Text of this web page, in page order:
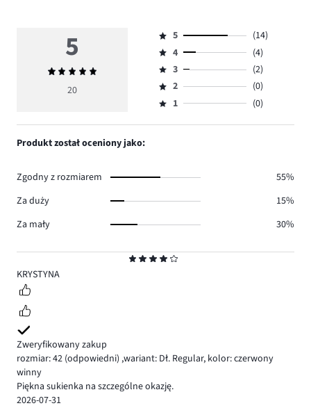
4
KRYSTYNA
Zweryfikowany zakup
rozmiar: 42 (odpowiedni) ,wariant: Dł. Regular, kolor: czerwony
winny
Piękna sukienka na szczególne okazję.
2026-07-31
5
Średnia
ocena
20
Ocena
5,
ilość
głosów
14.
5
(14)
Ocena
4,
ilość
głosów
4
(4)
Ocena
3,
ilość
3
(2)
Ocena
2,
2
(0)
Ocena
1,
1 (0)
Produkt został oceniony jako:
Zgodny z rozmiarem
55%
Za duży
15%
Za mały
30%